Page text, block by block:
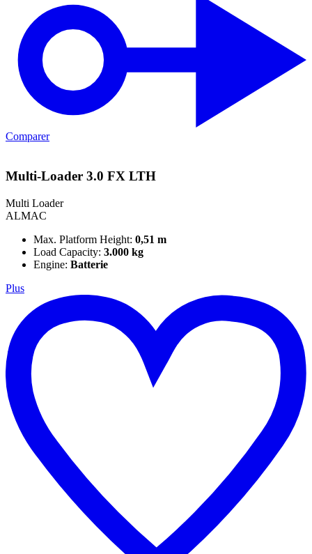
Comparer
Multi-Loader 3.0 FX LTH
Multi Loader
ALMAC
Max. Platform Height: 0,51 m
Load Capacity: 3.000 kg
Engine: Batterie
Plus